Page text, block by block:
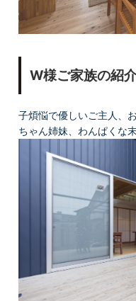
W様ご家族の紹
子煩悩で優しいご主人、
ちゃん姉妹、わんぱくな